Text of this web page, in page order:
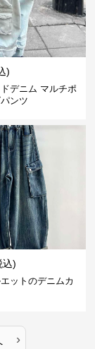
)
デニム マルチポ
ンツ
込)
ットのデニムカ
›